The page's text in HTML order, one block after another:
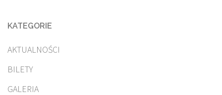
KATEGORIE
AKTUALNOŚCI
BILETY
GALERIA